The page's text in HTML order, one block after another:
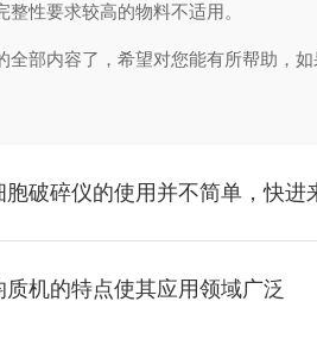
性要求较高的物料不适用。
内容了，希望对您能有所帮助，如
胞破碎仪的使用并不简单，快进
质机的特点使其应用领域广泛